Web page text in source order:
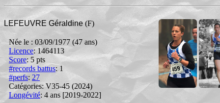
LEFEUVRE Géraldine(F)
Née le : 03/09/1977 (47 ans)
Licence: 1464113
Score: 5 pts
#records battus: 1
#perfs: 27
Catégories: V35-45 (2024)
Longévité: 4 ans [2019-2022]